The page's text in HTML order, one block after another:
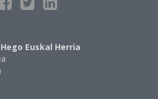
Euskal Herria